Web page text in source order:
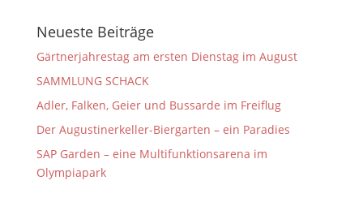
Neueste Beiträge
Gärtnerjahrestag am ersten Dienstag im August
SAMMLUNG SCHACK
Adler, Falken, Geier und Bussarde im Freiflug
Der Augustinerkeller-Biergarten – ein Paradies
SAP Garden – eine Multifunktionsarena im
Olympiapark